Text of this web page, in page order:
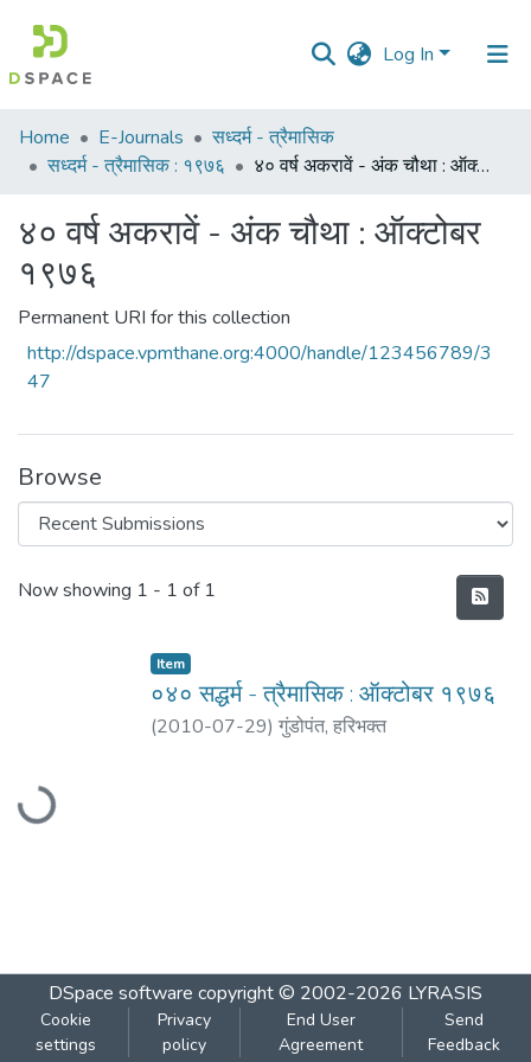
Log In
Communities
&
All of DSpace
Home E-Journals
सध्दर्म - त्रैमासिक
सध्दर्म - त्रैमासिक : १९७६
४० वर्ष अकरावें - अंक चौथा : ऑक्टोबर १९७६
४० वर्ष अकरावें - अंक चौथा : ऑक्टोबर
१९७६
Permanent URI for this collection
http://dspace.vpmthane.org:4000/handle/123456789/3
47
Browse
Recent Submissions
Now showing 1 - 1 of 1
Loading...
Item
०४० सद्धर्म - त्रैमासिक : ऑक्टोबर १९७६
(2010-07-29) गुंडोपंत, हरिभक्‍त
DSpace software copyright © 2002-2026 LYRASIS
Cookie
settings
Privacy
policy
End User
Agreement
Send
Feedback